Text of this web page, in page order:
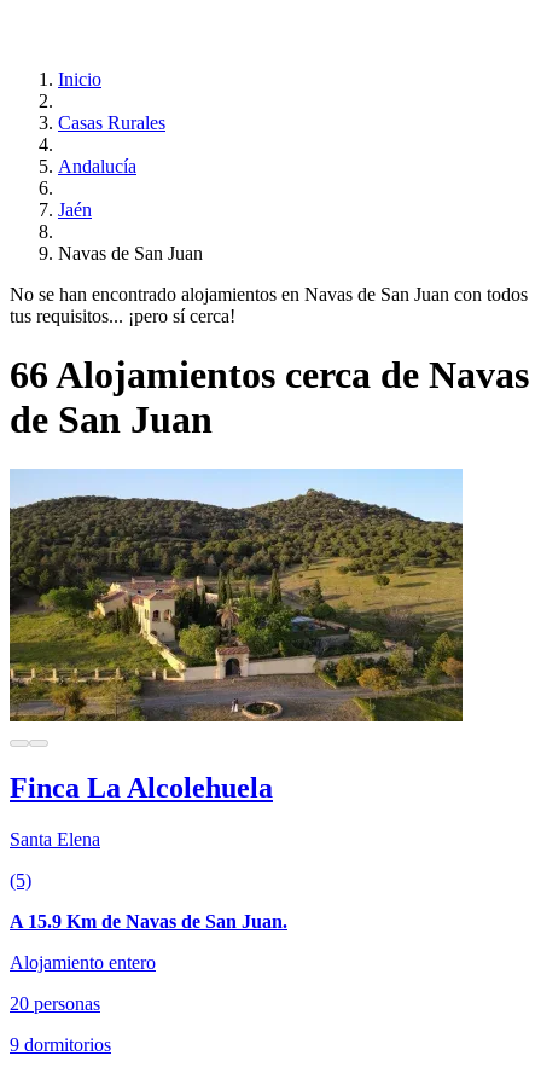
Inicio
Casas Rurales
Andalucía
Jaén
Navas de San Juan
No se han encontrado alojamientos en Navas de San Juan con todos
tus requisitos... ¡pero sí cerca!
66 Alojamientos cerca de Navas
de San Juan
Finca La Alcolehuela
Santa Elena
(5)
A 15.9 Km de Navas de San Juan.
Alojamiento entero
20 personas
9 dormitorios